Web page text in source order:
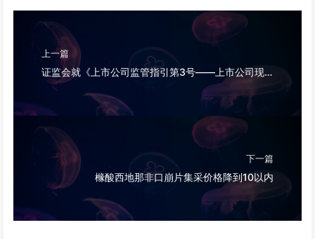
上一篇
证监会就《上市公司监管指引第3号——上市公司现金分红（2023年修订）》等现金分红规范性文件公开征求意见。
下一篇
橼酸西地那非口崩片集采价格降到10以内